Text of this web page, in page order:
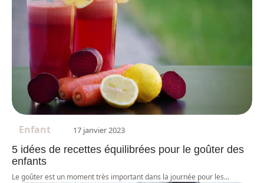
Enfant 17 janvier 2023
5 idées de recettes équilibrées pour le goûter des
enfants
Le goûter est un moment très important dans la journée pour les…